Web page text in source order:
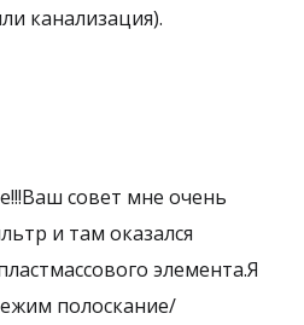
канализация).
совет мне очень
и там оказался
элемента.Я
полоскание/